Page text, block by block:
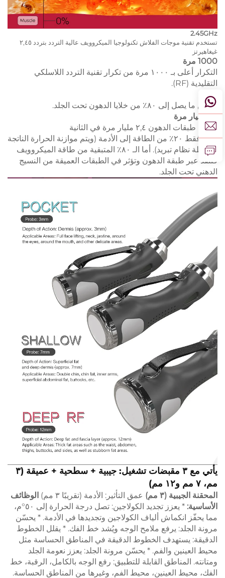
2.45GHz
تستخدم تقنية موجات الفلاش تكنولوجيا الميكروويف عالية التردد بتردد ٢,٤٥
غيغاهيرتز
1000 مرة
التكرار أعلى بـ ١٠٠٠ مرة من تكرار تقنية التردد اللاسلكي
التقليدية (RF).
80%
يُسخّن ما يصل إلى ٨٠٪ من خلايا الدهون تحت الجلد.
٢,٤ مليار مرة
تتمايل طبقات الدهون ٢,٤ مليار مرة في الثانية
يصل فقط ٢٠٪ من الطاقة إلى الأدمة (ويتم موازنة الحرارة الناتجة
بواسطة نظام تبريد). أما الـ ٨٠٪ المتبقية من طاقة الميكروويف
فتنفذ عبر طبقة الدهون وتؤثر في الطبقات العميقة من النسيج
الدهني تحت الجلد.
يأتي مع ٣ مقبضات تشغيل: جيبية + سطحية + عميقة (٣
مم، ٧ مم و١٢ مم)
المحقنة الجيبية (٣ مم) عمق التأثير: الأدمة (تقريبًا ٣ مم)
الوظائف
الأساسية:
* يعزز تجديد الكولاجين: تصل درجة الحرارة إلى ٥٠°م،
مما يحفّز انكماش ألياف الكولاجين وتجديدها في الأدمة. * يحسّن
مرونة الجلد: يرفع ملامح الوجه ويُشد خط الفك. * يقلل الخطوط
الدقيقة: يستهدف الخطوط الدقيقة في المناطق الحساسة مثل
محيط العينين والفم. * يحسّن مرونة الجلد: يعزز نعومة الجلد
ومتانته. المناطق القابلة للتطبيق: رفع الوجه بالكامل، الرقبة، خط
الفك، محيط العينين، محيط الفم، وغيرها من المناطق الحساسة.